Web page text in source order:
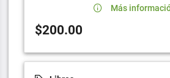
Más
$200.00